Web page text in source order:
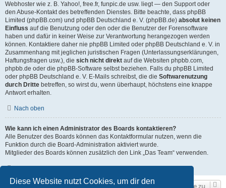
Diese Website nutzt Cookies, um dir den
Webhoster wie z. B. Yahoo!, free.fr, funpic.de usw. liegt — den Support oder
den Abuse-Kontakt des betreffenden Dienstes. Bitte beachte, dass phpBB
Limited (phpBB.com) und phpBB Deutschland e. V. (phpBB.de) absolut keinen
Einfluss auf die Benutzung oder den oder die Benutzer der Forensoftware
haben und dafür in keiner Weise zur Verantwortung herangezogen werden
können. Kontaktiere daher nie phpBB Limited oder phpBB Deutschland e. V. in
Zusammenhang mit jeglichen juristischen Fragen (Unterlassungserklärungen,
Haftungsfragen usw.), die sich nicht direkt auf die Websiten phpbb.com,
phpbb.de oder die phpBB-Software selbst beziehen. Falls du phpBB Limited
oder phpBB Deutschland e. V. E-Mails schreibst, die die Softwarenutzung
durch Dritte betreffen, so wirst du, wenn überhaupt, höchstens eine knappe
Antwort erhalten.
Nach oben
Wie kann ich einen Administrator des Boards kontaktieren?
Alle Benutzer des Boards können das Kontaktformular nutzen, wenn die
Funktion durch die Board-Administration aktiviert wurde.
Mitglieder des Boards können zusätzlich den Link „Das Team“ verwenden.
Gehe zu